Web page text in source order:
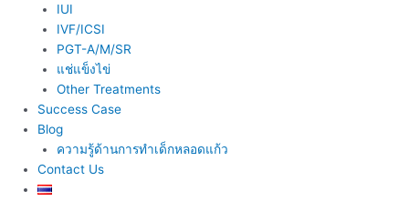
IUI
IVF/ICSI
PGT-A/M/SR
แช่แข็งไข่
Other Treatments
Success Case
Blog
ความรู้ด้านการทำเด็กหลอดแก้ว
Contact Us